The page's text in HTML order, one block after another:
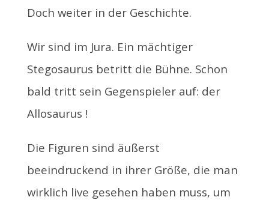
Doch weiter in der Geschichte.
Wir sind im Jura. Ein mächtiger
Stegosaurus betritt die Bühne. Schon
bald tritt sein Gegenspieler auf: der
Allosaurus !
Die Figuren sind äußerst
beeindruckend in ihrer Größe, die man
wirklich live gesehen haben muss, um